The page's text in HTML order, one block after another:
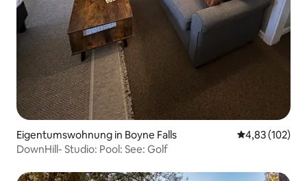
Eigentumswohnung in Boyne Falls
4,83 (102)
DownHill- Studio: Pool: See: Golf